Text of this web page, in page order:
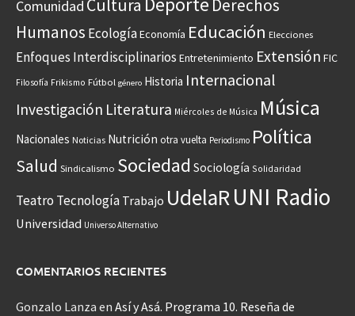
Comunidad Cultura
Derechos
Humanos EcologíaEconomía Educación Elecciones
Enfoques Interdisciplinarios Entretenimiento Extensión FIC
Filosofía Frikismo Fútbol género Historia Internacional
Investigación Literatura Miércoles de Música Música
Nacionales Noticias Nutrición otra vuelta Periodismo Política
Salud Sindicalismo Sociedad Sociología Solidaridad
Teatro Tecnología Trabajo UdelaRUNI Radio
Universidad Universo Alternativo
COMENTARIOS RECIENTES
Gonzalo Lanza en Así y Asá. Programa 10. Reseña de